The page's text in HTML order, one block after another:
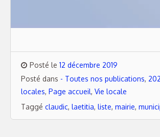
Posté le 12 décembre 2019
Posté dans - Toutes nos publications,
locales, Page accueil, Vie locale
Taggé claudic, laetitia, liste, mairie,